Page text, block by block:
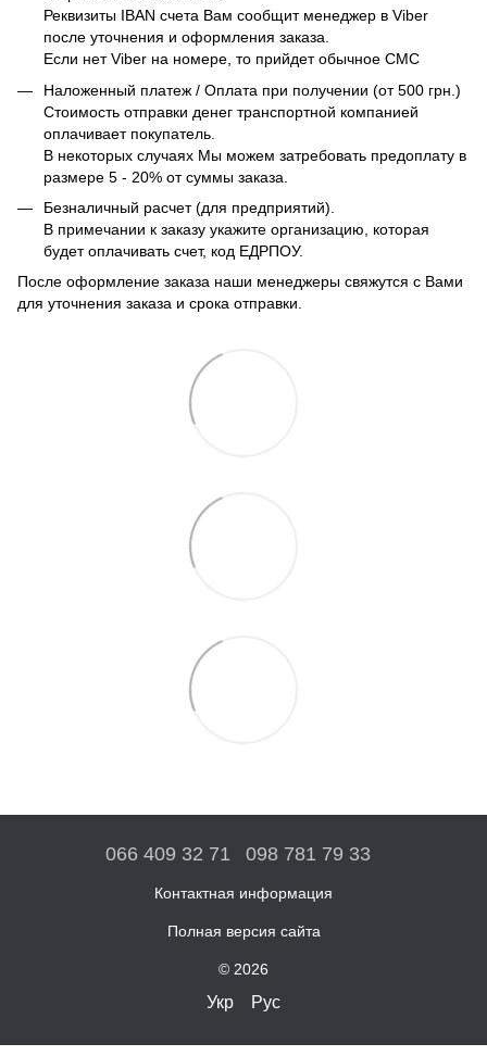
Реквизиты IBAN счета Вам сообщит менеджер в Viber
после уточнения и оформления заказа.
Если нет Viber на номере, то прийдет обычное СМС
Наложенный платеж / Оплата при получении (от 500 грн.)
Стоимость отправки денег транспортной компанией
оплачивает покупатель.
В некоторых случаях Мы можем затребовать предоплату в
размере 5 - 20% от суммы заказа.
Безналичный расчет (для предприятий).
В примечании к заказу укажите организацию, которая
будет оплачивать счет, код ЕДРПОУ.
После оформление заказа наши менеджеры свяжутся с Вами
для уточнения заказа и срока отправки.
066 409 32 71 098 781 79 33
Контактная информация
Полная версия сайта
© 2026
Укр Рус